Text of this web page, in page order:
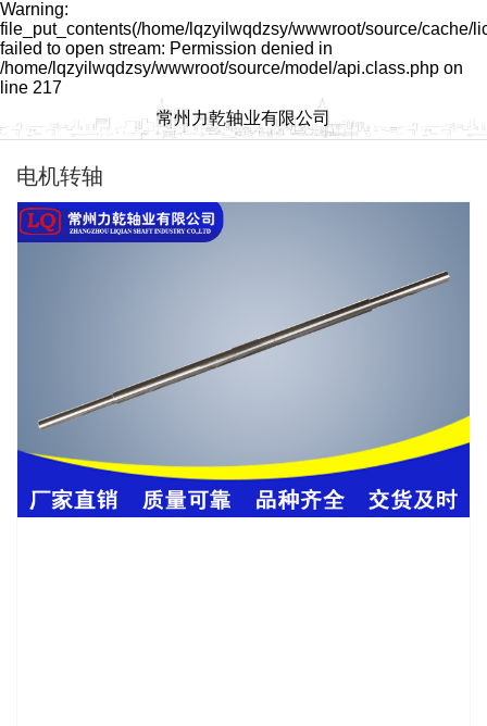
Warning:
file_put_contents(/home/lqzyilwqdzsy/wwwroot/source/cache/
failed to open stream: Permission denied in
/home/lqzyilwqdzsy/wwwroot/source/model/api.class.php on
line 217
常州力乾轴业有限公司
电机转轴